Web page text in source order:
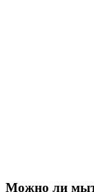
Можно ли